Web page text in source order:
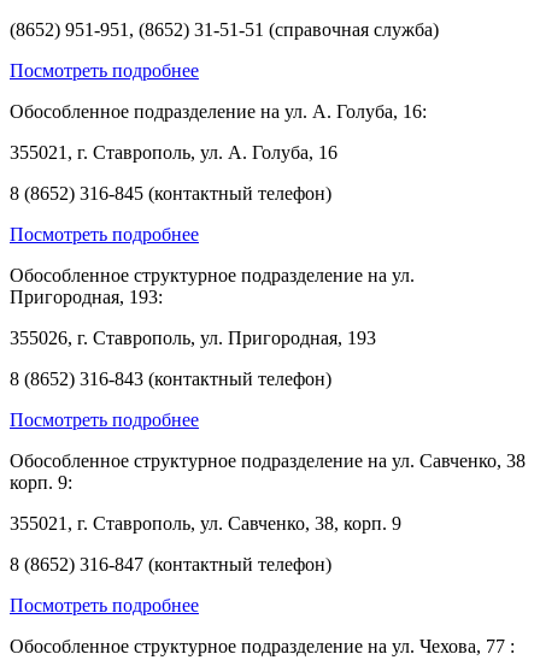
(8652) 951-951, (8652) 31-51-51 (справочная служба)
Посмотреть подробнее
Обособленное подразделение на ул. А. Голуба, 16:
355021, г. Ставрополь, ул. А. Голуба, 16
8 (8652) 316-845 (контактный телефон)
Посмотреть подробнее
Обособленное структурное подразделение на ул.
Пригородная, 193:
355026, г. Ставрополь, ул. Пригородная, 193
8 (8652) 316-843 (контактный телефон)
Посмотреть подробнее
Обособленное структурное подразделение на ул. Савченко, 38
корп. 9:
355021, г. Ставрополь, ул. Савченко, 38, корп. 9
8 (8652) 316-847 (контактный телефон)
Посмотреть подробнее
Обособленное структурное подразделение на ул. Чехова, 77 :